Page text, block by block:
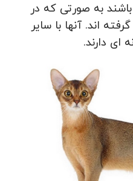
به صورتی که در
اند. آنها با سایر
ای دارند.